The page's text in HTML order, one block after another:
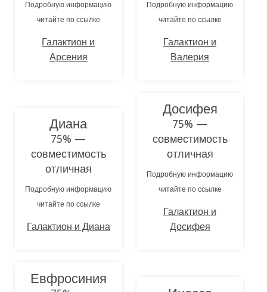
Подробную информацию
читайте по ссылке
Галактион и
Арсения
Подробную информацию
читайте по ссылке
Галактион и
Валерия
Диана
75% —
совместимость
отличная
Подробную информацию
читайте по ссылке
Галактион и Диана
Досифея
75% —
совместимость
отличная
Подробную информацию
читайте по ссылке
Галактион и
Досифея
Евфросиния